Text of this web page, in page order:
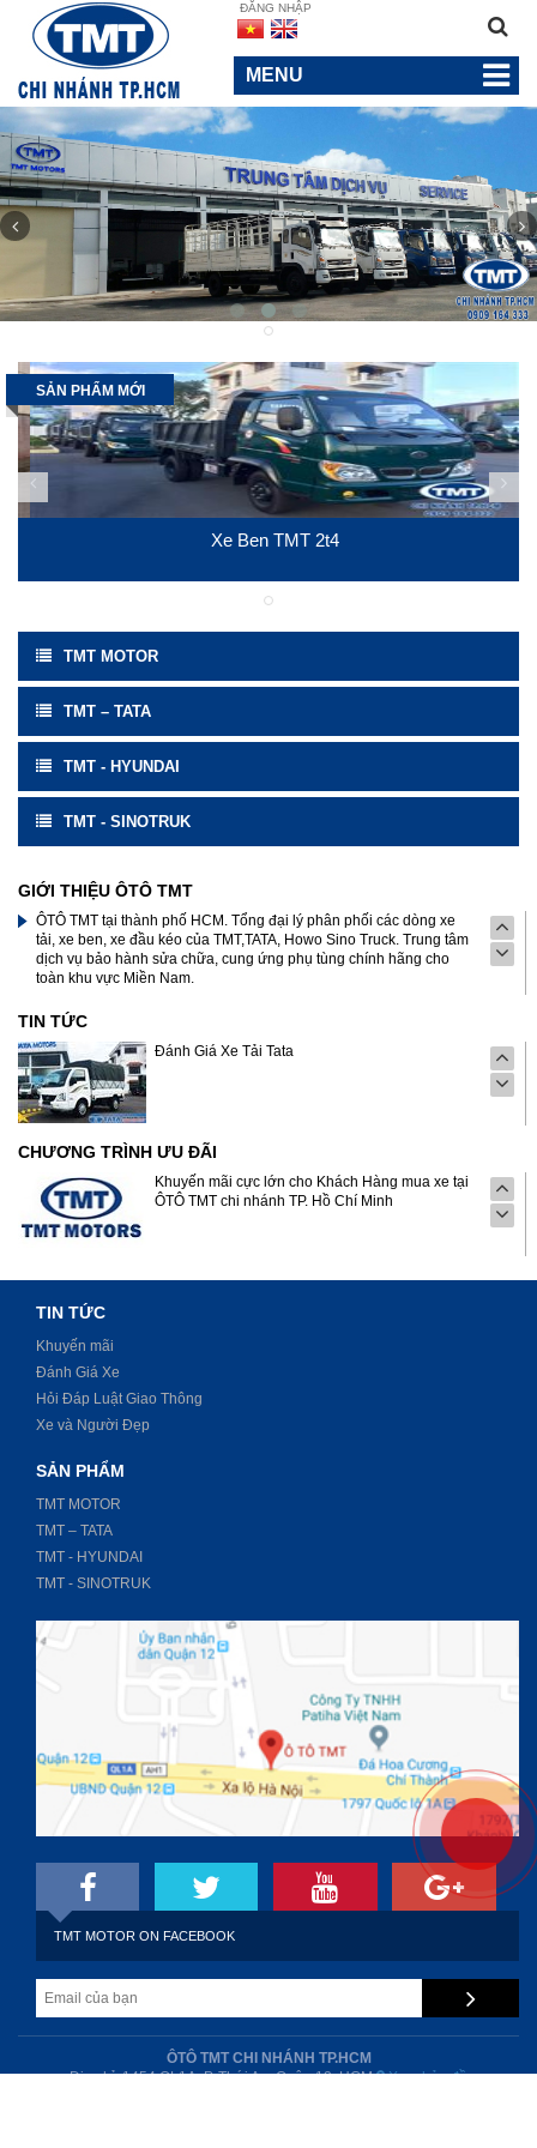
ĐĂNG NHẬP
MENU
SẢN PHẨM MỚI
Xe Chở Rác Tata
Xe Ben TMT 2t4
TMT MOTOR
TMT – TATA
TMT - HYUNDAI
TMT - SINOTRUK
GIỚI THIỆU ÔTÔ TMT
ÔTÔ TMT tại thành phố HCM. Tổng đại lý phân phối các dòng xe
tải, xe ben, xe đầu kéo của TMT,TATA, Howo Sino Truck. Trung tâm
dịch vụ bảo hành sửa chữa, cung ứng phụ tùng chính hãng cho
toàn khu vực Miền Nam.
TIN TỨC
Đánh Giá Xe Tải Tata
CHƯƠNG TRÌNH ƯU ĐÃI
Khuyến mãi cực lớn cho Khách Hàng mua xe tại
ÔTÔ TMT chi nhánh TP. Hồ Chí Minh
TIN TỨC
Khuyến mãi
Đánh Giá Xe
Hỏi Đáp Luật Giao Thông
Xe và Người Đẹp
SẢN PHẨM
TMT MOTOR
TMT – TATA
TMT - HYUNDAI
TMT - SINOTRUK
TMT MOTOR ON FACEBOOK
ÔTÔ TMT CHI NHÁNH TP.HCM
Địa chỉ: 1454 QL1A, P. Thới An, Quận 12, HCM Xem bản đồ